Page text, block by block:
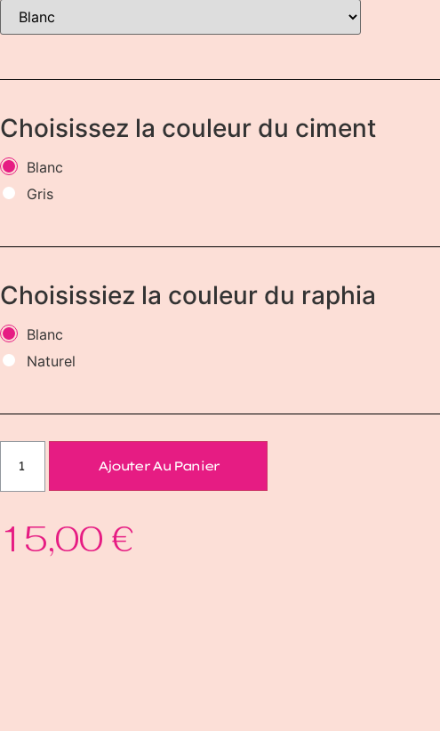
Choisissez la couleur du ciment
Blanc
Gris
Choisissiez la couleur du raphia
Blanc
Naturel
Ajouter Au Panier
15,00 €